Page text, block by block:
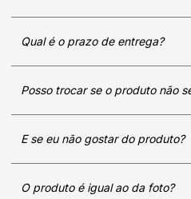
Qual é o prazo de entrega?
Posso trocar se o produto não
E se eu não gostar do produto?
O produto é igual ao da foto?